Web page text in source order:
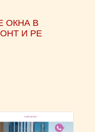
ОКНА В
И РЕ